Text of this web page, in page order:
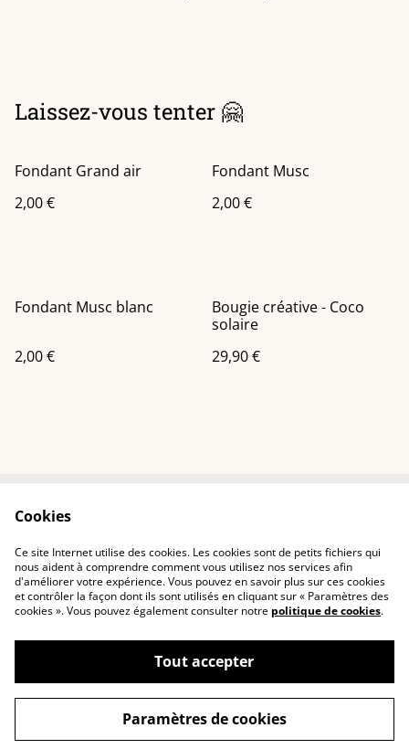
Laissez-vous tenter 🤗
Fondant Grand air
2,00 €
Fondant Musc
2,00 €
Fondant Musc blanc
2,00 €
Bougie créative - Coco
solaire
29,90 €
Politique de
confidentialité
Politique de cookies
©2026Arden Lueurs
powered by
Cookies
Ce site Internet utilise des cookies. Les cookies sont de petits fichiers qui
nous aident à comprendre comment vous utilisez nos services afin
d'améliorer votre expérience. Vous pouvez en savoir plus sur ces cookies
et contrôler la façon dont ils sont utilisés en cliquant sur « Paramètres des
cookies ». Vous pouvez également consulter notre politique de cookies.
Tout accepter
Paramètres de cookies